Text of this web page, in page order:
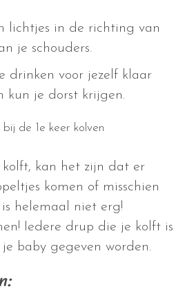
lichtjes in de richting van
je schouders.
drinken voor jezelf klaar
kun je dorst krijgen.
de 1e keer kolven
kolft, kan het zijn dat er
komen of misschien
helemaal niet erg!
Iedere drup die je kolft is
baby gegeven worden.